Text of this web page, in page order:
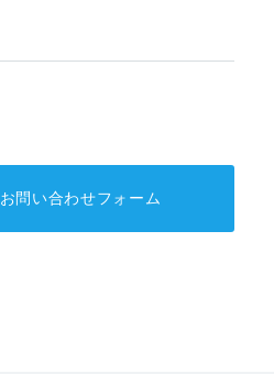
お問い合わせフォーム